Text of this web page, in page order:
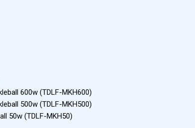
600w (TDLF-MKH600)
500w (TDLF-MKH500)
50w (TDLF-MKH50)